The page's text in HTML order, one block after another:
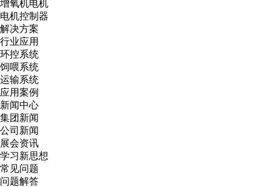
增氧机电机
电机控制器
解决方案
行业应用
环控系统
饲喂系统
运输系统
应用案例
新闻中心
集团新闻
公司新闻
展会资讯
学习新思想
常见问题
问题解答